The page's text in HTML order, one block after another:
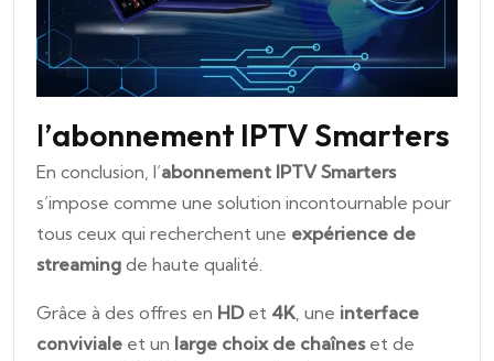
l’abonnement IPTV Smarters
En conclusion, l’abonnement IPTV Smarters
s’impose comme une solution incontournable pour
tous ceux qui recherchent une expérience de
streaming de haute qualité.
Grâce à des offres en HDet 4K , une interface
conviviale et un large choix de chaîneset de